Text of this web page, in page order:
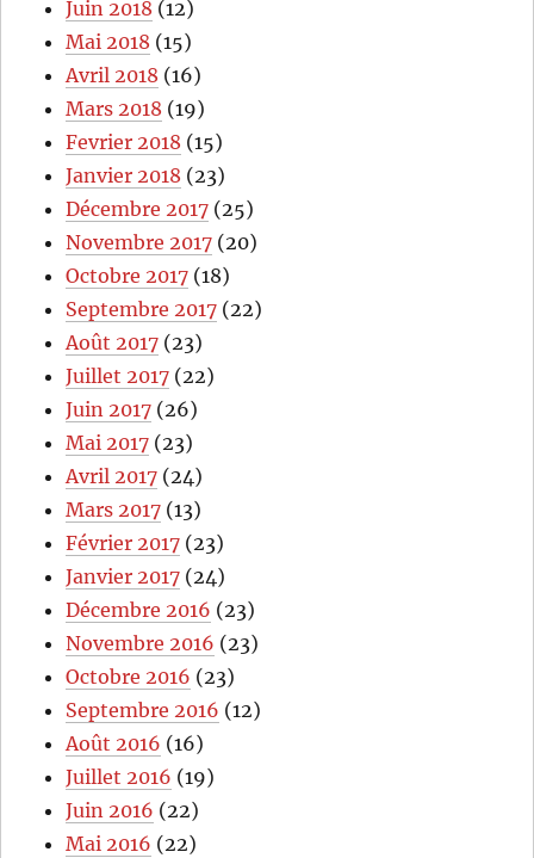
Juin 2018 (12)
Mai 2018 (15)
Avril 2018 (16)
Mars 2018 (19)
Fevrier 2018 (15)
Janvier 2018 (23)
Décembre 2017 (25)
Novembre 2017 (20)
Octobre 2017 (18)
Septembre 2017 (22)
Août 2017 (23)
Juillet 2017 (22)
Juin 2017 (26)
Mai 2017 (23)
Avril 2017 (24)
Mars 2017 (13)
Février 2017 (23)
Janvier 2017 (24)
Décembre 2016 (23)
Novembre 2016 (23)
Octobre 2016 (23)
Septembre 2016 (12)
Août 2016 (16)
Juillet 2016 (19)
Juin 2016 (22)
Mai 2016 (22)